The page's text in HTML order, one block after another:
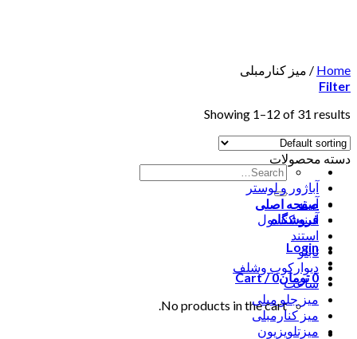
صفحه اصلی
فروشگاه
Login
Cart / تومان0
0
No products in the cart.
Home
/ میز کنارمبلی
Filter
Showing 1–12 of 31 results
دسته محصولات
آباژور و لوستر
آیینه
آیینه کنسول
استند
تابلو
دیوارکوب وشلف
ساعت
میز جلو مبلی
میز کنارمبلی
میزتلویزیون